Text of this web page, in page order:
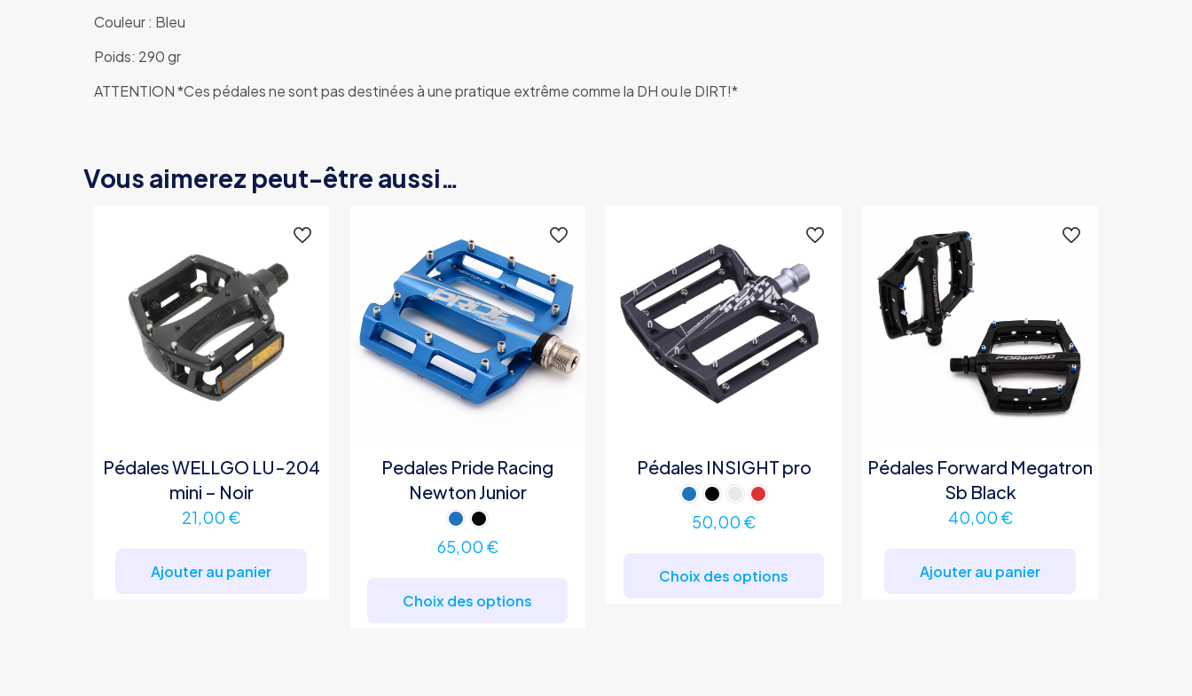
Couleur : Bleu
Poids: 290 gr
ATTENTION *Ces pédales ne sont pas destinées à une pratique extrême comme la DH ou le DIRT!*
Vous aimerez peut-être aussi…
Pédales WELLGO LU-204
mini – Noir
21,00 €
Ajouter au panier
Pedales Pride Racing
Newton Junior
65,00 €
Choix des options
Pédales INSIGHT pro
50,00 €
Choix des options
Pédales Forward Megatron
Sb Black
40,00 €
Ajouter au panier